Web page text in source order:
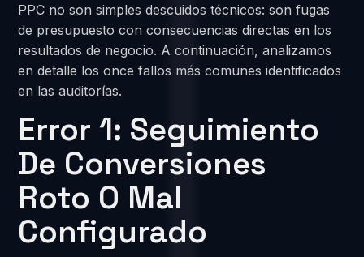
PPC no son simples descuidos técnicos: son fugas
de presupuesto con consecuencias directas en los
resultados de negocio. A continuación, analizamos
en detalle los once fallos más comunes identificados
en las auditorías.
Error 1: Seguimiento
De Conversiones
Roto O Mal
Configurado